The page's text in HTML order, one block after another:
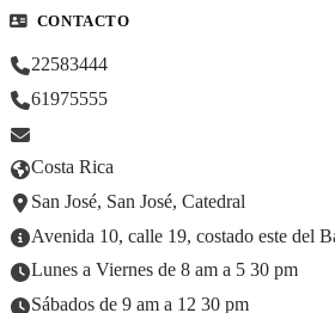
CONTACTO
22583444
61975555
Costa Rica
San José, San José, Catedral
Avenida 10, calle 19, costado este del
Lunes a Viernes de 8 am a 5 30 pm
Sábados de 9 am a 12 30 pm